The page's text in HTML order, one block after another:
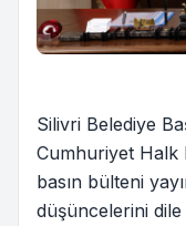
Silivri Belediye
Cumhuriyet Halk
basın bülteni
düşüncelerini dile